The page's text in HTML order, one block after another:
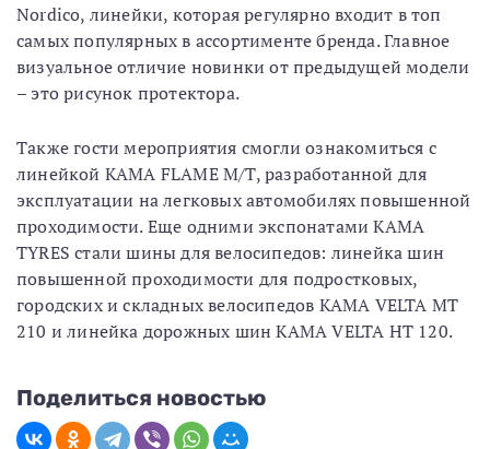
Nordico, линейки, которая регулярно входит в топ
самых популярных в ассортименте бренда. Главное
визуальное отличие новинки от предыдущей модели
– это рисунок протектора.
Также гости мероприятия смогли ознакомиться с
линейкой КАМА FLAME M/T, разработанной для
эксплуатации на легковых автомобилях повышенной
проходимости. Еще одними экспонатами KAMA
TYRES стали шины для велосипедов: линейка шин
повышенной проходимости для подростковых,
городских и складных велосипедов KAMA VELTA MT
210 и линейка дорожных шин KAMA VELTA HT 120.
Поделиться новостью